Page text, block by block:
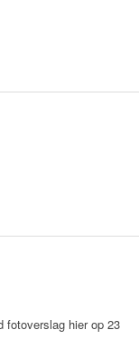
fotoverslag hier op 23